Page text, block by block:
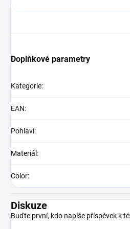
Doplňkové parametry
Kategorie:
EAN:
Pohlaví:
Materiál :
Color:
Diskuze
Buďte první, kdo napíše příspěvek k